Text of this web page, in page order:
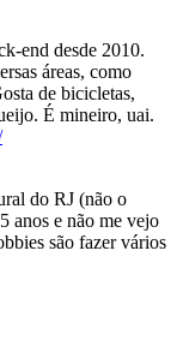
end desde 2010.
áreas, como
de bicicletas,
É mineiro, uai.
do RJ (não o
anos e não me vejo
são fazer vários